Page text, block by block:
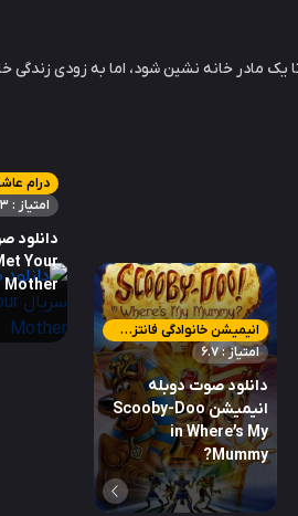
یک مادر خانه نشین شود، اما به زودی زندگی
انیمیشن خانوادگی فانتزی کمدی ماجراجویی معمایی
امتیاز : 6.7
دانلود صوت دوبله
انیمیشن Scooby-Doo
in Where’s My
Mummy?
درام
امتیاز : 8.3
دانلود
Your
Mother